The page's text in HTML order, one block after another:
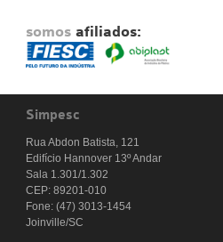
somos afiliados:
Simpesc
Rua Abdon Batista, 121
Edifício Hannover 13º Andar
Sala 1.301/1.302
CEP: 89201-010
Fone: (47) 3013-1454
Joinville/SC